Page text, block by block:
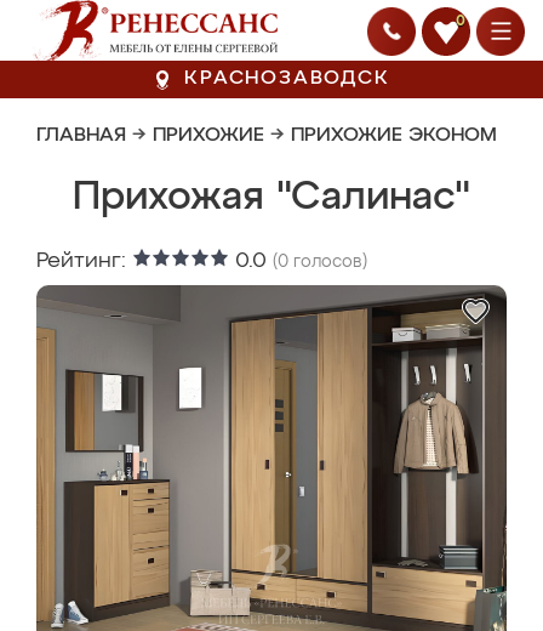
0
КРАСНОЗАВОДСК
ГЛАВНАЯ → ПРИХОЖИЕ → ПРИХОЖИЕ ЭКОНОМ
Прихожая "Салинас"
Рейтинг: 0.0 (0 голосов)